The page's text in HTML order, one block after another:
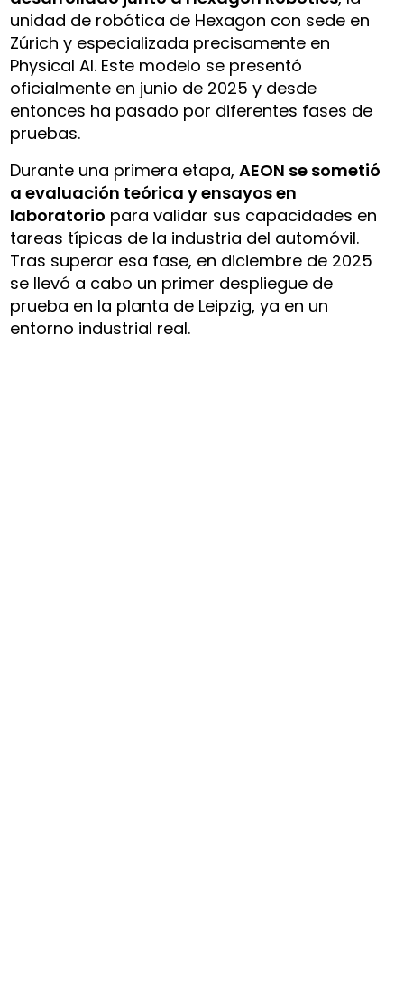
unidad de robótica de Hexagon con sede en
Zúrich y especializada precisamente en
Physical AI. Este modelo se presentó
oficialmente en junio de 2025 y desde
entonces ha pasado por diferentes fases de
pruebas.
Durante una primera etapa,AEON se sometió
a evaluación teórica y ensayos en
laboratorio para validar sus capacidades en
tareas típicas de la industria del automóvil.
Tras superar esa fase, en diciembre de 2025
se llevó a cabo un primer despliegue de
prueba en la planta de Leipzig, ya en un
entorno industrial real.